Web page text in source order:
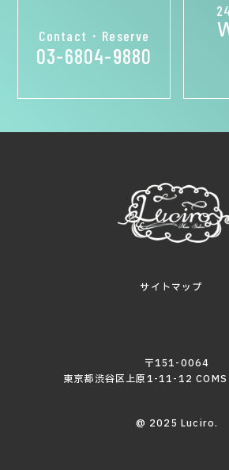
Contact・Reserve
03-6804-9880
サイトマップ
〒151-0064
東京都渋谷区上原1-11-12 COMS
@ 2025 Luciro.